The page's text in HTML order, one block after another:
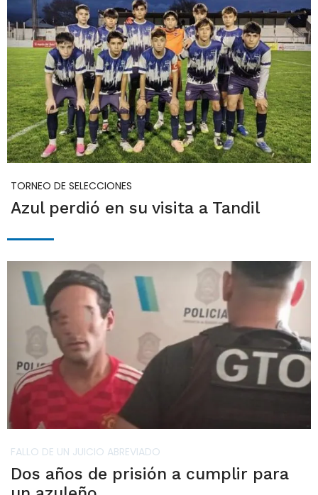
TORNEO DE SELECCIONES
Azul perdió en su visita a Tandil
FALLO DE UN JUICIO ABREVIADO
Dos años de prisión a cumplir para